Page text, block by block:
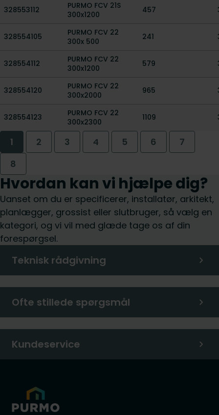
328553112
PURMO FCV 21S
300x1200
457
328554105
PURMO FCV 22
300x 500
241
328554112
PURMO FCV 22
300x1200
579
328554120
PURMO FCV 22
300x2000
965
328554123
PURMO FCV 22
300x2300
1109
1 2 3 4 5 6
7
8
Hvordan kan vi hjælpe dig?
Uanset om du er specificerer, installatør, arkitekt,
planlægger, grossist eller slutbruger, så vælg en
kategori, og vi vil med glæde tage os af din
forespørgsel.
Teknisk rådgivning
Ofte stillede spørgsmål
Kundeservice